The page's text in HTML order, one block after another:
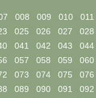
008 009 010 011
025 026 027 028
041 042 043 044
057 058 059 060
073 074 075 076
089 090 091 092